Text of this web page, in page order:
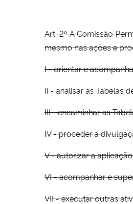
Art. 2º A Comissão
mesmo nas ações e
I - orientar e
II - analisar as Tabelas
III - encaminhar as
IV - proceder a
V - autorizar a
VI - acompanhar e
VII - executar outras